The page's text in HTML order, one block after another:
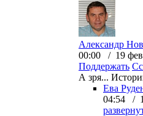
Александр
00:00 / 19
Поддержать
А зря...
Ева
04:54 /